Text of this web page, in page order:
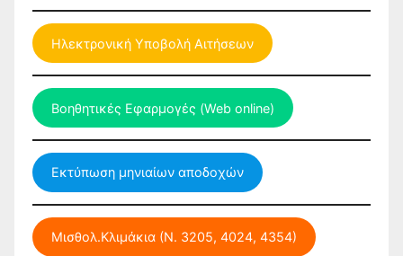
Ηλεκτρονική Υποβολή Αιτήσεων
Βοηθητικές Εφαρμογές (Web online)
Εκτύπωση μηνιαίων αποδοχών
Μισθολ.Κλιμάκια (Ν. 3205, 4024, 4354)